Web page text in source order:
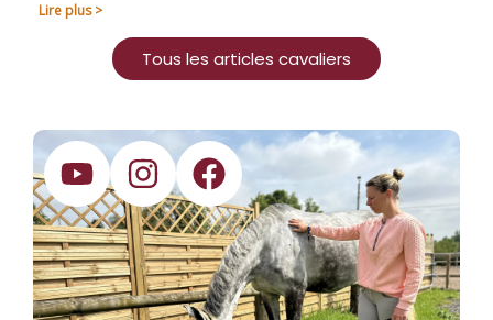
Lire plus >
Tous les articles cavaliers